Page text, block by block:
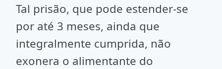
Tal prisão, que pode estender-se
por até 3 meses, ainda que
integralmente cumprida, não
exonera o alimentante do